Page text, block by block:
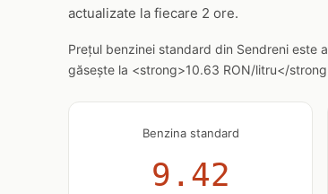
actualizate la fiecare 2 ore.
Prețul benzinei standard din Sendreni este
găsește la <strong>10.63 RON/litru</
Benzina standard
9.42